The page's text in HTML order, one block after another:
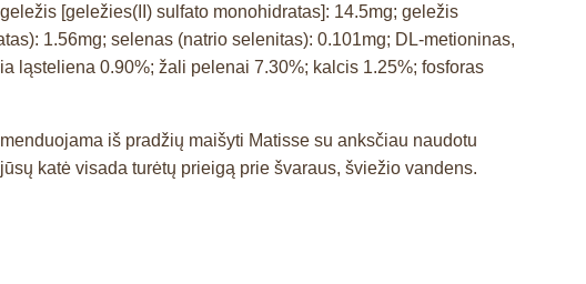
[geležies(II) sulfato monohidratas]: 14.5mg; geležis
1.56mg; selenas (natrio selenitas): 0.101mg; DL-metioninas,
ląsteliena 0.90%; žali pelenai 7.30%; kalcis 1.25%; fosforas
iš pradžių maišyti Matisse su anksčiau naudotu
katė visada turėtų prieigą prie švaraus, šviežio vandens.